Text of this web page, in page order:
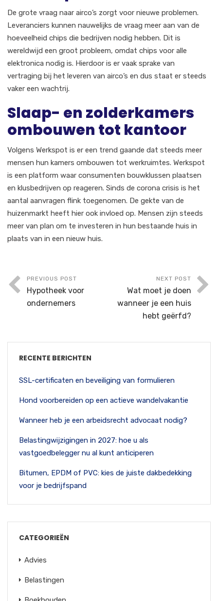
De grote vraag naar airco’s zorgt voor nieuwe problemen.
Leveranciers kunnen nauwelijks de vraag meer aan van de
hoeveelheid chips die bedrijven nodig hebben. Dit is
wereldwijd een groot probleem, omdat chips voor alle
elektronica nodig is. Hierdoor is er vaak sprake van
vertraging bij het leveren van airco’s en dus staat er steeds
vaker een wachtrij.
Slaap- en zolderkamers
ombouwen tot kantoor
Volgens Werkspot is er een trend gaande dat steeds meer
mensen hun kamers ombouwen tot werkruimtes. Werkspot
is een platform waar consumenten bouwklussen plaatsen
en klusbedrijven op reageren. Sinds de corona crisis is het
aantal aanvragen flink toegenomen. De gekte van de
huizenmarkt heeft hier ook invloed op. Mensen zijn steeds
meer van plan om te investeren in hun bestaande huis in
plaats van in een nieuw huis.
PREVIOUS POST
Hypotheek voor
ondernemers
NEXT POST
Wat moet je doen
wanneer je een huis
hebt geërfd?
RECENTE BERICHTEN
SSL-certificaten en beveiliging van formulieren
Hond voorbereiden op een actieve wandelvakantie
Wanneer heb je een arbeidsrecht advocaat nodig?
Belastingwijzigingen in 2027: hoe u als
vastgoedbelegger nu al kunt anticiperen
Bitumen, EPDM of PVC: kies de juiste dakbedekking
voor je bedrijfspand
CATEGORIEËN
Advies
Belastingen